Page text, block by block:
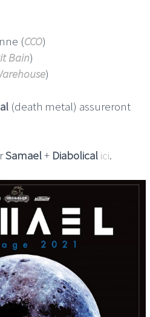
(CCO)
Bain)
)
(death metal) assureront
Samael+ Diabolical ici.